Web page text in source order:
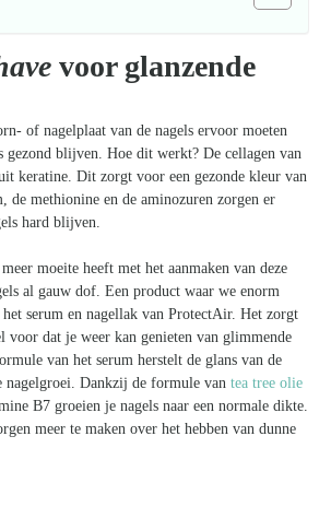
voor glanzende
of nagelplaat van de nagels ervoor moeten
gezond blijven. Hoe dit werkt? De cellagen van
keratine. Dit zorgt voor een gezonde kleur van
de methionine en de aminozuren zorgen er
hard blijven.
moeite heeft met het aanmaken van deze
al gauw dof. Een product waar we enorm
serum en nagellak van ProtectAir. Het zorgt
voor dat je weer kan genieten van glimmende
van het serum herstelt de glans van de
nagelgroei. Dankzij de formule van tea tree olie
B7 groeien je nagels naar een normale dikte.
meer te maken over het hebben van dunne